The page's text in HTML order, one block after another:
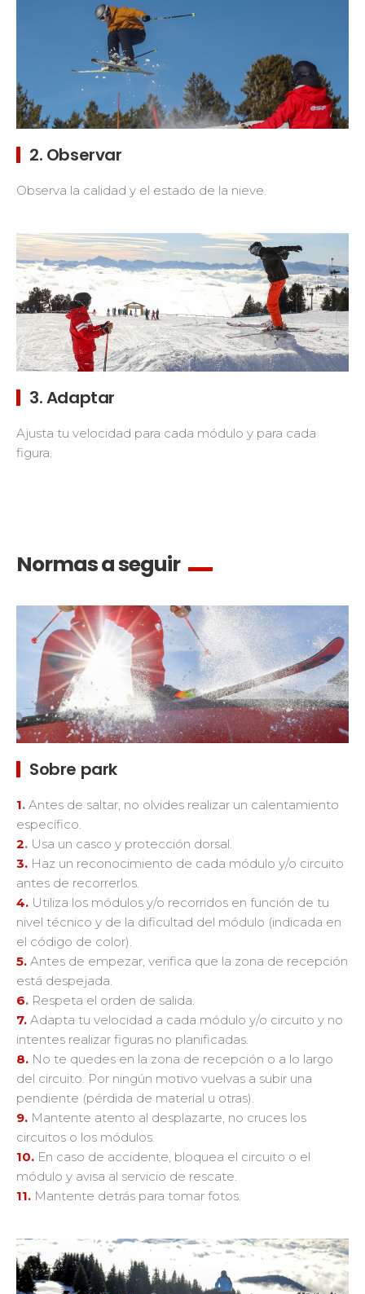
2. Observar
Observa la calidad y el estado de la nieve.
3. Adaptar
Ajusta tu velocidad para cada módulo y para cada
figura.
Normas a seguir
Sobre park
1. Antes de saltar, no olvides realizar un calentamiento
específico.
2. Usa un casco y protección dorsal.
3. Haz un reconocimiento de cada módulo y/o circuito
antes de recorrerlos.
4. Utiliza los módulos y/o recorridos en función de tu
nivel técnico y de la dificultad del módulo (indicada en
el código de color).
5. Antes de empezar, verifica que la zona de recepción
está despejada.
6. Respeta el orden de salida.
7. Adapta tu velocidad a cada módulo y/o circuito y no
intentes realizar figuras no planificadas.
8. No te quedes en la zona de recepción o a lo largo
del circuito. Por ningún motivo vuelvas a subir una
pendiente (pérdida de material u otras).
9. Mantente atento al desplazarte, no cruces los
circuitos o los módulos.
10. En caso de accidente, bloquea el circuito o el
módulo y avisa al servicio de rescate.
11. Mantente detrás para tomar fotos.